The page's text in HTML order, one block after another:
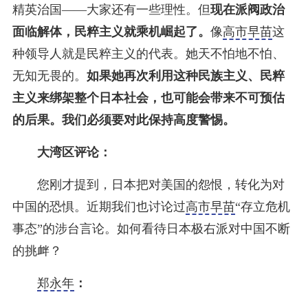
精英治国——大家还有一些理性。但现在派阀政治
面临解体，民粹主义就乘机崛起了。 像高市早苗这
种领导人就是民粹主义的代表。她天不怕地不怕、
无知无畏的。 如果她再次利用这种民族主义、民粹
主义来绑架整个日本社会，也可能会带来不可预估
的后果。我们必须要对此保持高度警惕。
大湾区评论：
您刚才提到，日本把对美国的怨恨，转化为对
中国的恐惧。近期我们也讨论过高市早苗“存立危机
事态”的涉台言论。如何看待日本极右派对中国不断
的挑衅？
郑永年：